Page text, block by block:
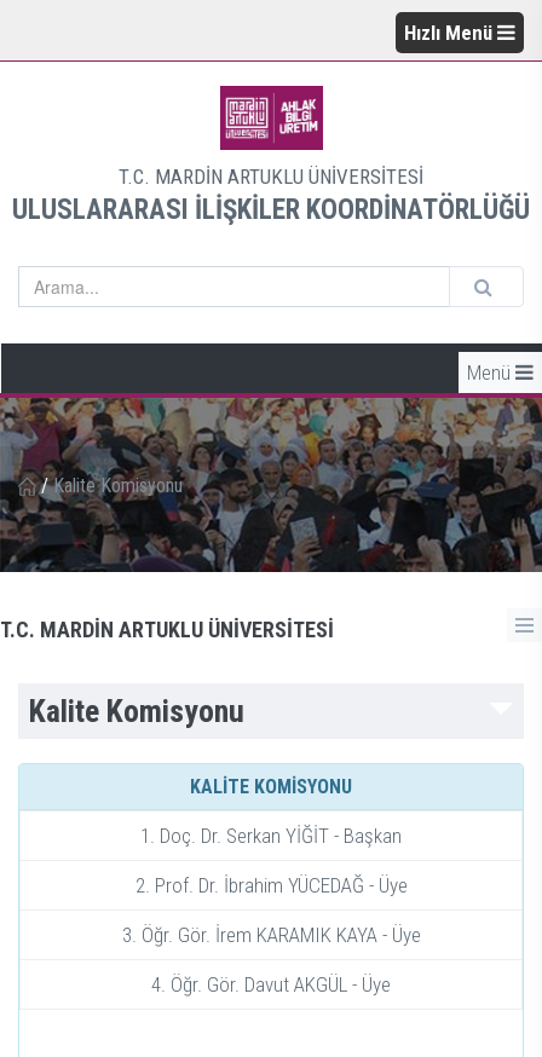
Hızlı Menü
T.C. MARDİN ARTUKLU ÜNİVERSİTESİ
ULUSLARARASI İLİŞKİLER KOORDİNATÖRLÜĞÜ
Menü
/ Kalite Komisyonu
T.C. MARDİN ARTUKLU ÜNİVERSİTESİ
Kalite Komisyonu
KALİTE KOMİSYONU
1. Doç. Dr. Serkan YİĞİT - Başkan
2. Prof. Dr. İbrahim YÜCEDAĞ - Üye
3. Öğr. Gör. İrem KARAMIK KAYA - Üye
4. Öğr. Gör. Davut AKGÜL - Üye